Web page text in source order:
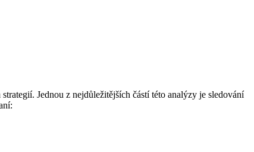
Jednou z nejdůležitějších částí této analýzy je sledování